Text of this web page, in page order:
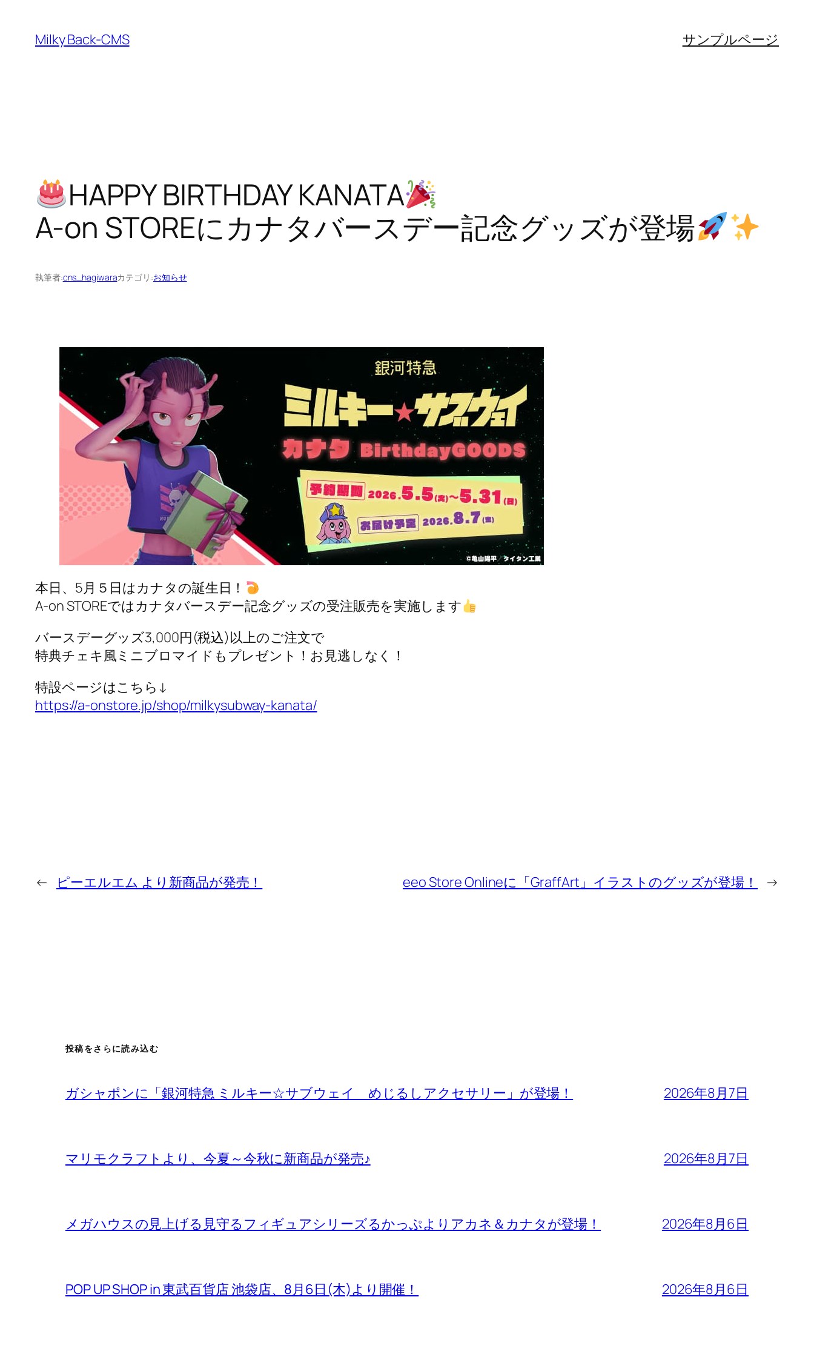
Milky Back-CMS サンプルページ
HAPPY BIRTHDAY KANATA
A-on STOREにカナタバースデー記念グッズが登場
執筆者:cns_hagiwaraカテゴリ:お知らせ
本日、5月５日はカナタの誕生日！
A-on STOREではカナタバースデー記念グッズの受注販売を実施します
バースデーグッズ3,000円(税込)以上のご注文で
特典チェキ風ミニブロマイドもプレゼント！お見逃しなく！
特設ページはこちら↓
https://a-onstore.jp/shop/milkysubway-kanata/
← ピーエルエム より新商品が発売！ eeo Store Onlineに「GraffArt」イラストのグッズが登場！ →
投稿をさらに読み込む
ガシャポンに「銀河特急 ミルキー☆サブウェイ めじるしアクセサリー」が登場！ 2026年8月7日
マリモクラフトより、今夏～今秋に新商品が発売♪ 2026年8月7日
メガハウスの見上げる見守るフィギュアシリーズるかっぷよりアカネ＆カナタが登場！ 2026年8月6日
POP UP SHOP in 東武百貨店 池袋店、8月6日(木)より開催！ 2026年8月6日